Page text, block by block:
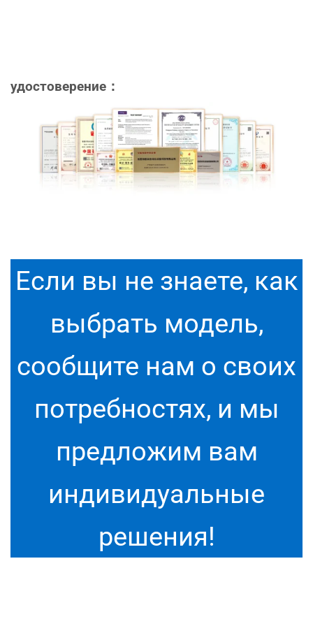
удостоверение：
Если вы не знаете, как
выбрать модель,
сообщите нам о своих
потребностях, и мы
предложим вам
индивидуальные
решения!